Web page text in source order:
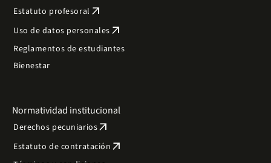
Estatuto profesoral arrow_outward
Uso de datos personales arrow_outward
Reglamentos de estudiantes
Bienestar
Normatividad institucional
Derechos pecuniariosarrow_outward
Estatuto de contratación arrow_outward